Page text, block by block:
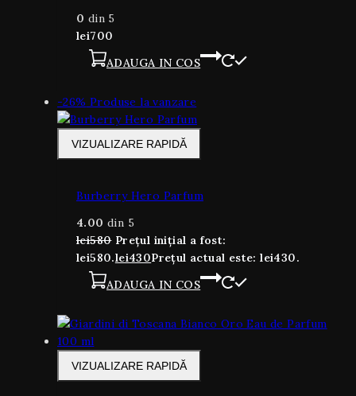
0 din 5
lei700
ADAUGA IN COS
-26% Produse la vanzare
VIZUALIZARE RAPIDĂ
Burberry Hero Parfum
4.00 din 5
lei580 Prețul inițial a fost:
lei580.lei430Prețul actual este: lei430.
ADAUGA IN COS
VIZUALIZARE RAPIDĂ